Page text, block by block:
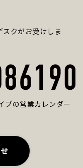
クがお受けしま
ブの営業カレンダー